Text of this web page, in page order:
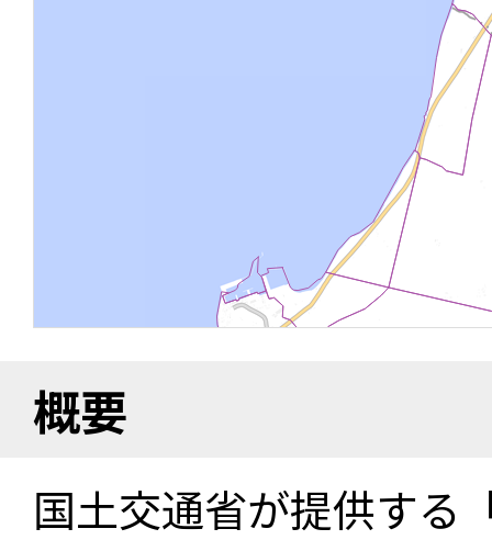
概要
国土交通省が提供する